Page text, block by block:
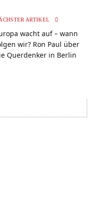
ARTIKEL
wacht auf – wann
wir? Ron Paul über
Querdenker in Berlin